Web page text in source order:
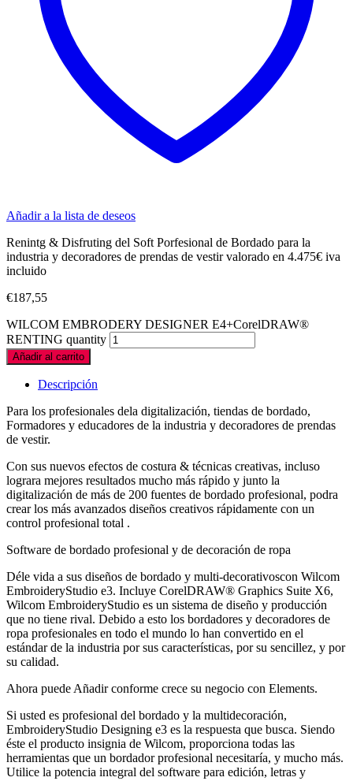
Añadir a la lista de deseos
Renintg & Disfruting del Soft Porfesional de Bordado para la
industria y decoradores de prendas de vestir valorado en 4.475€ iva
incluido
€187,55
WILCOM EMBRODERY DESIGNER E4+CorelDRAW®
RENTING quantity
Añadir al carrito
Descripción
Para los profesionales dela digitalización, tiendas de bordado,
Formadores y educadores de la industria y decoradores de prendas
de vestir.
Con sus nuevos efectos de costura & técnicas creativas, incluso
lograra mejores resultados mucho más rápido y junto la
digitalización de más de 200 fuentes de bordado profesional, podra
crear los más avanzados diseños creativos rápidamente con un
control profesional total .
Software de bordado profesional y de decoración de ropa
Déle vida a sus diseños de bordado y multi-decorativoscon Wilcom
EmbroideryStudio e3. Incluye CorelDRAW® Graphics Suite X6,
Wilcom EmbroideryStudio es un sistema de diseño y producción
que no tiene rival. Debido a esto los bordadores y decoradores de
ropa profesionales en todo el mundo lo han convertido en el
estándar de la industria por sus características, por su sencillez, y por
su calidad.
Ahora puede Añadir conforme crece su negocio con Elements.
Si usted es profesional del bordado y la multidecoración,
EmbroideryStudio Designing e3 es la respuesta que busca. Siendo
éste el producto insignia de Wilcom, proporciona todas las
herramientas que un bordador profesional necesitaría, y mucho más.
Utilice la potencia integral del software para edición, letras y